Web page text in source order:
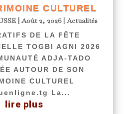
CULTUREL
|Août 2, 2026|Actualités
DE LA FÊTE
TOGBI AGNI 2026
ADJA-TADO
AUTOUR DE SON
CULTUREL
La...
lire plus